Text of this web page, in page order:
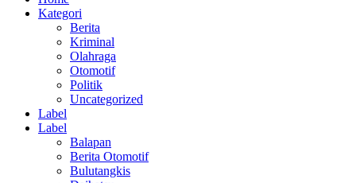
Kategori
Berita
Kriminal
Olahraga
Otomotif
Politik
Uncategorized
Label
Label
Balapan
Berita Otomotif
Bulutangkis